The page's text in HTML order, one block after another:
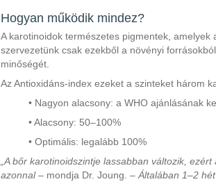
Hogyan működik mindez?
A karotinoidok természetes pigmentek,
szervezetünk csak ezekből a növényi
minőségét.
Az Antioxidáns-index ezeket a szinteket három
• Nagyon alacsony: a WHO ajánlásának
• Alacsony: 50–100%
• Optimális: legalább 100%
„A bőr karotinoidszintje lassabban változik,
azonnal– mondja Dr. Joung. – Általában 1–2